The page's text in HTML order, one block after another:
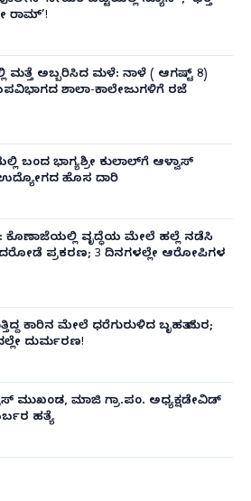
ರಾಮ್’!
ಮತ್ತೆ ಅಬ್ಬರಿಸಿದ ಮಳೆ: ನಾಳೆ ( ಆಗಷ್ಟ್ 8)
ಶಾಲಾ-ಕಾಲೇಜುಗಳಿಗೆ ರಜೆ
ಬಂದ ಭಾಗ್ಯಶ್ರೀ ಕುಲಾಲ್‌ಗೆ ಆಳ್ವಾಸ್
ಹೊಸ ದಾರಿ
ಕೊಣಾಜೆಯಲ್ಲಿ ವೃದ್ಧೆಯ ಮೇಲೆ ಹಲ್ಲೆ ನಡೆಸಿ
ಪ್ರಕರಣ; 3 ದಿನಗಳಲ್ಲೇ ಆರೋಪಿಗಳ
ಕಾರಿನ ಮೇಲೆ ಧರೆಗುರುಳಿದ ಬೃಹತ್ ಮರ;
ದುರ್ಮರಣ!
ಮುಖಂಡ, ಮಾಜಿ ಗ್ರಾ.ಪಂ. ಅಧ್ಯಕ್ಷಡೇವಿಡ್
ಹತ್ಯೆ